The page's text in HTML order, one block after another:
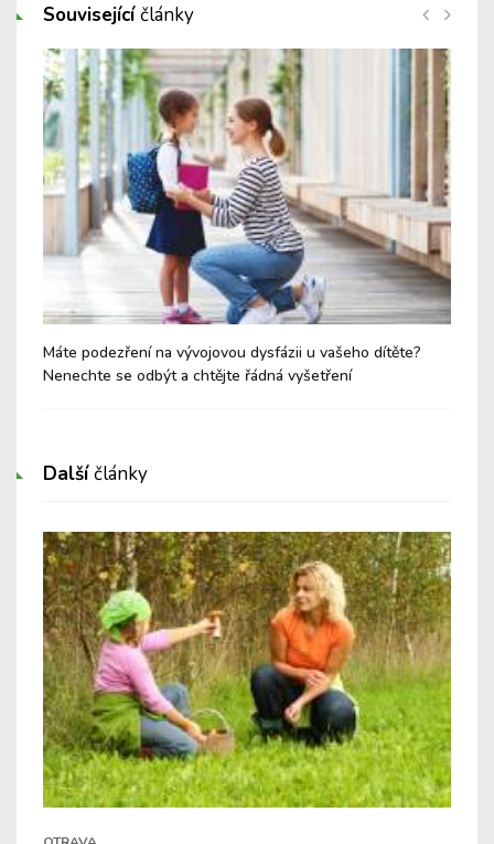
Souvisejícíčlánky
Máte podezření na vývojovou dysfázii u vašeho dítěte?
Nenechte se odbýt a chtějte řádná vyšetření
Dalšíčlánky